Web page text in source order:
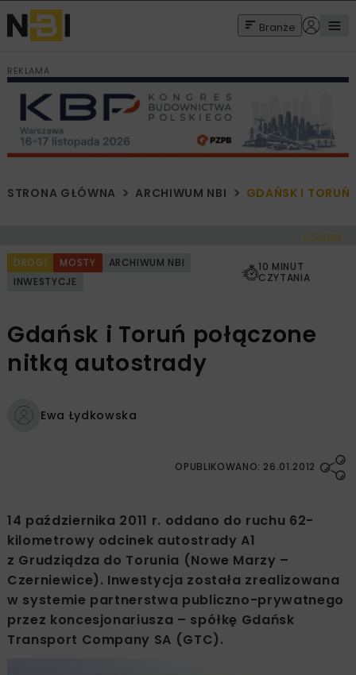
Branże
REKLAMA
STRONA GŁÓWNA ARCHIWUM NBI GDAŃSK I TORUŃ
< Cofnij
DROGI MOSTY
ARCHIWUM NBI
INWESTYCJE
10 MINUT
CZYTANIA
Gdańsk i Toruń połączone
nitką autostrady
Ewa Łydkowska
OPUBLIKOWANO: 26.01.2012
14 października 2011 r. oddano do ruchu 62-
kilometrowy odcinek autostrady A1
z Grudziądza do Torunia (Nowe Marzy –
Czerniewice). Inwestycja została zrealizowana
w systemie partnerstwa publiczno-prywatnego
przez koncesjonariusza – spółkę Gdańsk
Transport Company SA (GTC).